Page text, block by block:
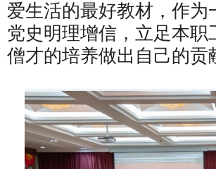
爱生活的最好教材，作
党史明理增信，立足本
僧才的培养做出自己的贡